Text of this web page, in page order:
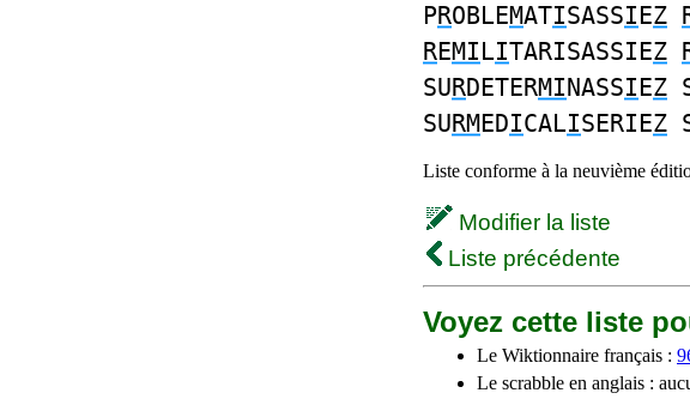
PROBLEMATISASSIEZ
REMILITARISASSIEZ
SURDETERMINASSIEZ
SURMEDICALISERIEZ
Liste conforme à la neuvième
Modifier la liste
Liste précédente
Voyez cette liste
Le Wiktionnaire français :
Le scrabble en anglais :